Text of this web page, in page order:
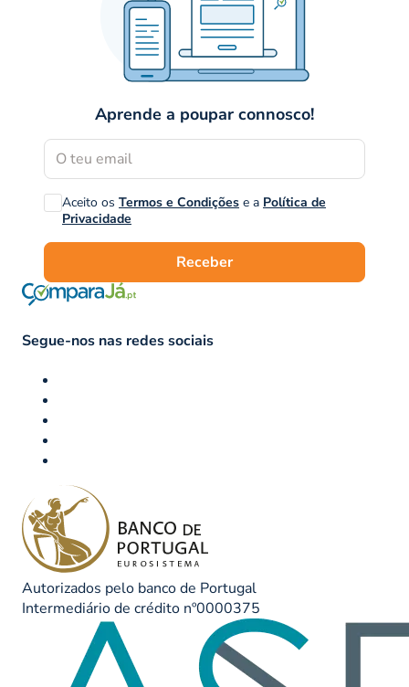
Aprende a poupar connosco!
Aceito os Termos e Condições e a Política de
Privacidade
Receber
Segue-nos nas redes sociais
Autorizados pelo banco de Portugal
Intermediário de crédito nº0000375